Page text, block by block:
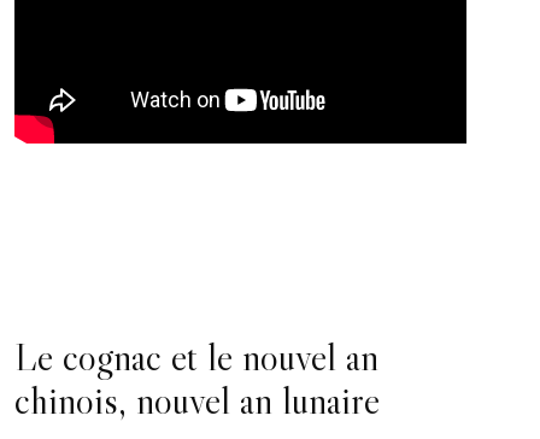
Le cognac et le nouvel an
chinois, nouvel an lunaire